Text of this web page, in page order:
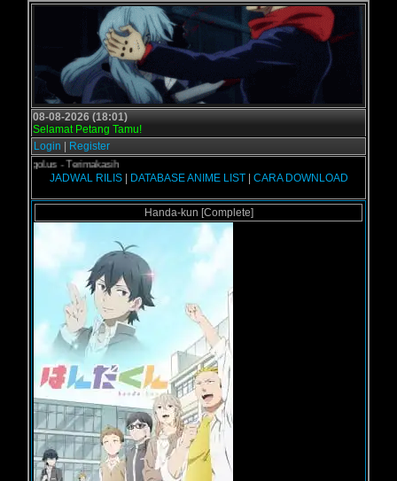
08-08-2026 (18:01)
Selamat Petang Tamu!
Login
Register
- Terimakasih
JADWAL RILIS| DATABASE ANIME LIST| CARA DOWNLOAD
Handa-kun [Complete]